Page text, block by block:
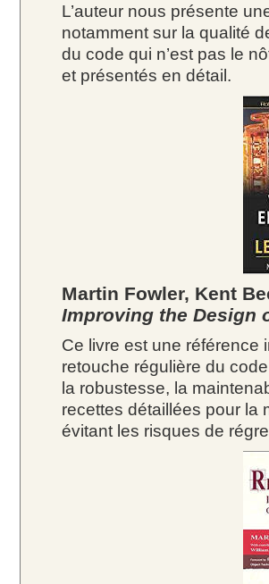
L’auteur nous présente
notamment sur la qualité
du code qui n’est pas le
et présentés en détail.
Martin Fowler, Kent
Improving the Design
Ce livre est une
retouche régulière du
la robustesse, la
recettes détaillées pour la
évitant les risques de